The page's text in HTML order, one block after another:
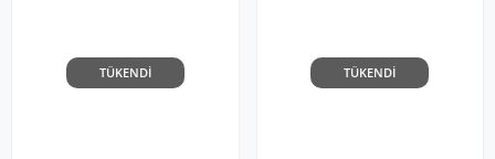
TÜKENDİ TÜKENDİ